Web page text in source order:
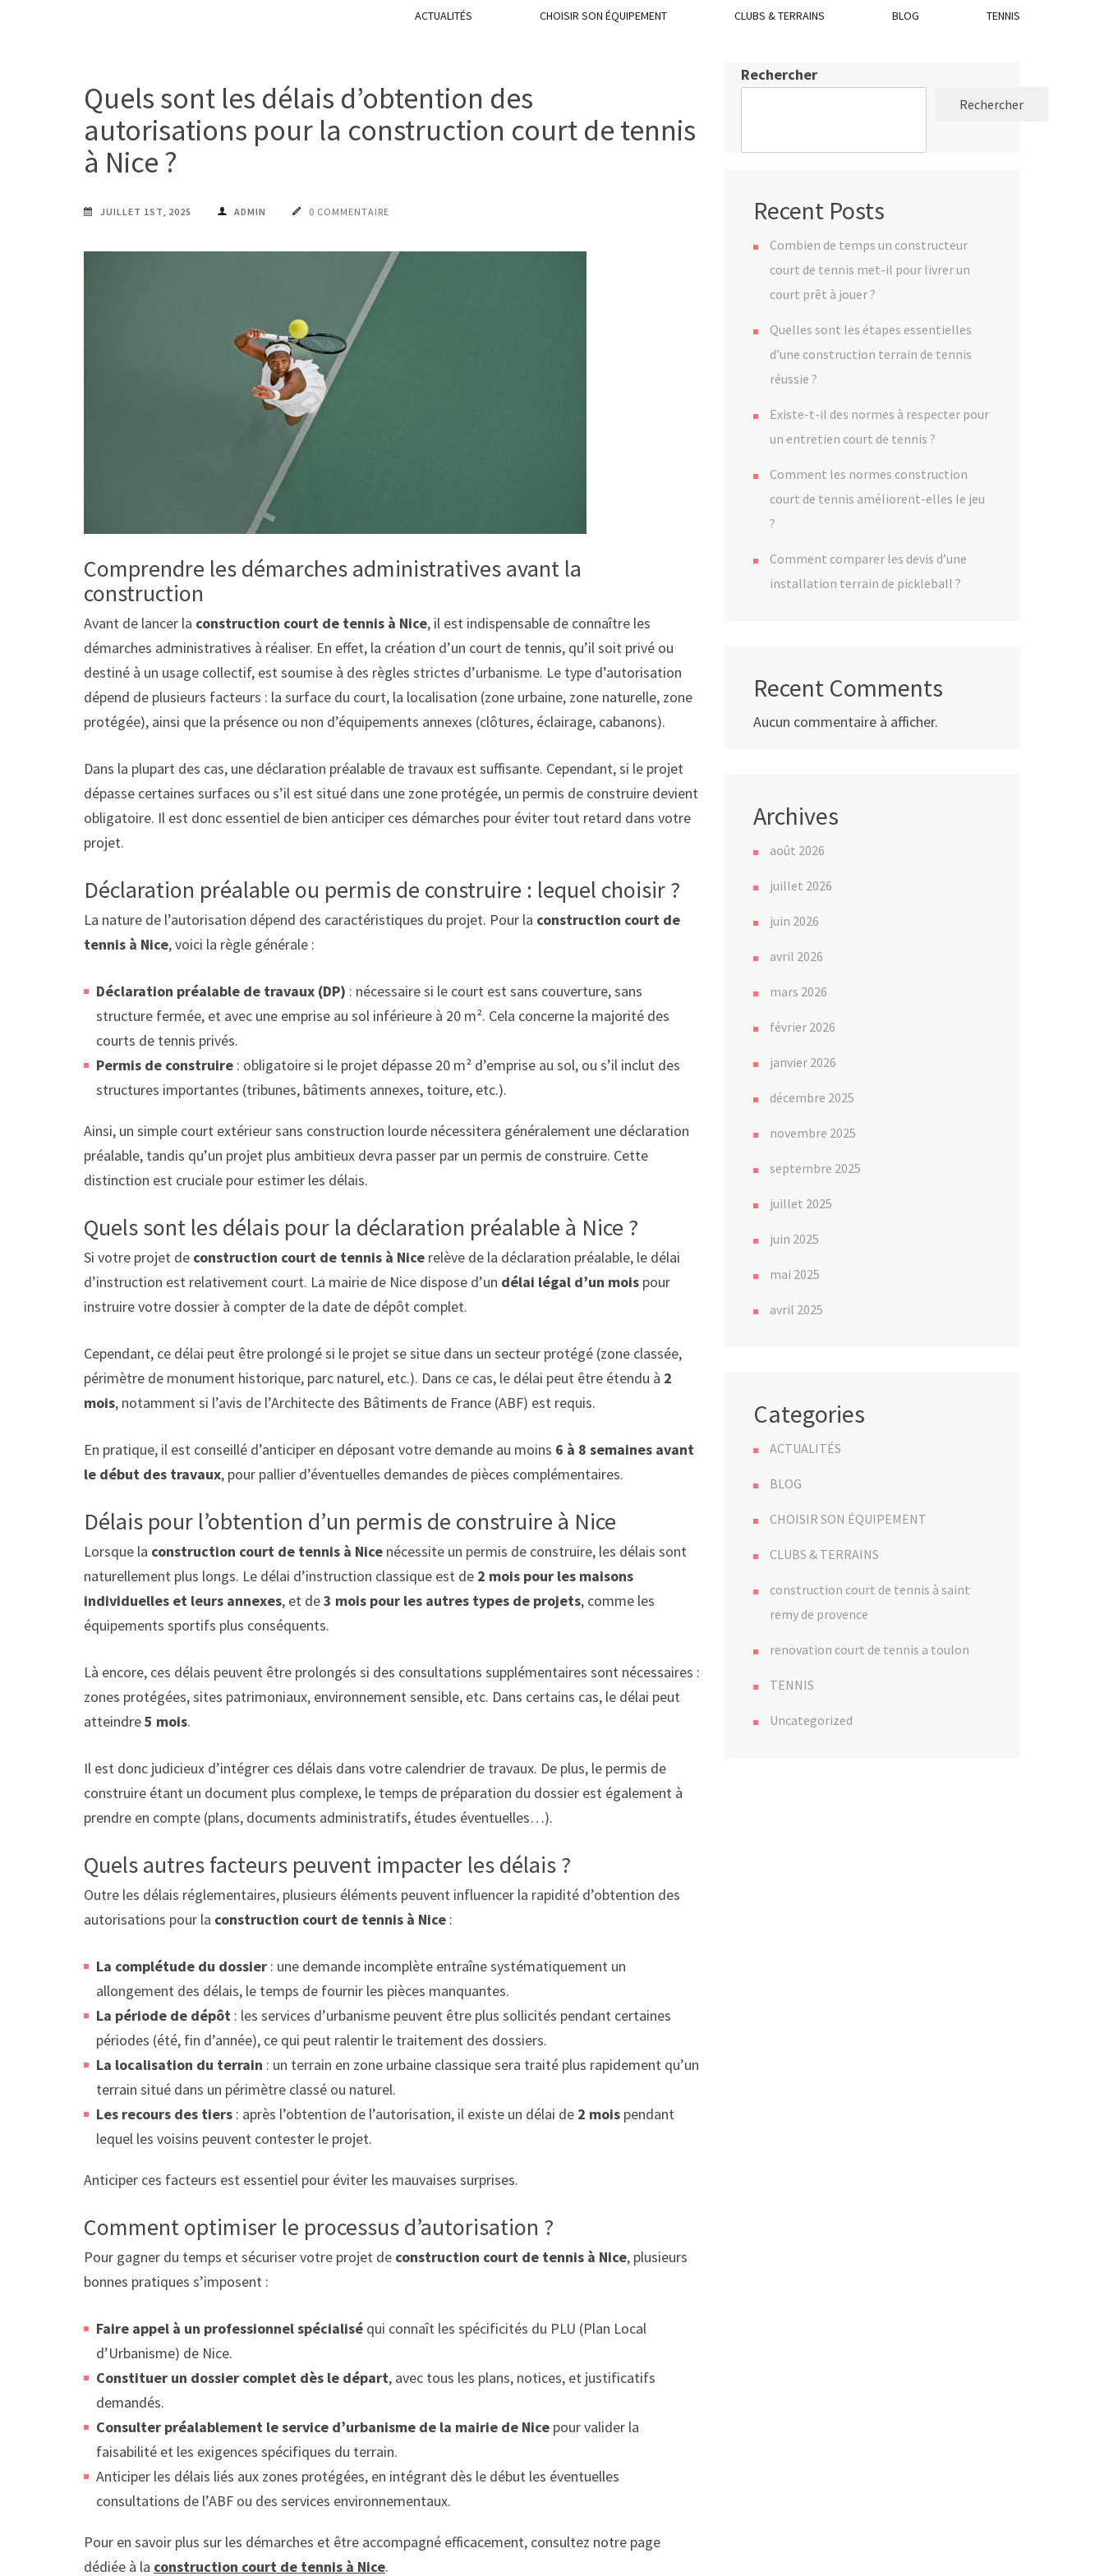
ACTUALITÉS CHOISIR SON ÉQUIPEMENT CLUBS & TERRAINS BLOG TENNIS
Quels sont les délais d’obtention des
autorisations pour la construction court de tennis
à Nice ?
JUILLET 1ST, 2025 ADMIN 0 COMMENTAIRE
Comprendre les démarches administratives avant la
construction
Avant de lancer la construction court de tennis à Nice, il est indispensable de connaître les
démarches administratives à réaliser. En effet, la création d’un court de tennis, qu’il soit privé ou
destiné à un usage collectif, est soumise à des règles strictes d’urbanisme. Le type d’autorisation
dépend de plusieurs facteurs : la surface du court, la localisation (zone urbaine, zone naturelle, zone
protégée), ainsi que la présence ou non d’équipements annexes (clôtures, éclairage, cabanons).
Dans la plupart des cas, une déclaration préalable de travaux est suffisante. Cependant, si le projet
dépasse certaines surfaces ou s’il est situé dans une zone protégée, un permis de construire devient
obligatoire. Il est donc essentiel de bien anticiper ces démarches pour éviter tout retard dans votre
projet.
Déclaration préalable ou permis de construire : lequel choisir ?
La nature de l’autorisation dépend des caractéristiques du projet. Pour la construction court de
tennis à Nice, voici la règle générale :
Déclaration préalable de travaux (DP) : nécessaire si le court est sans couverture, sans
structure fermée, et avec une emprise au sol inférieure à 20 m². Cela concerne la majorité des
courts de tennis privés.
Permis de construire : obligatoire si le projet dépasse 20 m² d’emprise au sol, ou s’il inclut des
structures importantes (tribunes, bâtiments annexes, toiture, etc.).
Ainsi, un simple court extérieur sans construction lourde nécessitera généralement une déclaration
préalable, tandis qu’un projet plus ambitieux devra passer par un permis de construire. Cette
distinction est cruciale pour estimer les délais.
Quels sont les délais pour la déclaration préalable à Nice ?
Si votre projet de construction court de tennis à Nice relève de la déclaration préalable, le délai
d’instruction est relativement court. La mairie de Nice dispose d’un délai légal d’un mois pour
instruire votre dossier à compter de la date de dépôt complet.
Cependant, ce délai peut être prolongé si le projet se situe dans un secteur protégé (zone classée,
périmètre de monument historique, parc naturel, etc.). Dans ce cas, le délai peut être étendu à 2
mois, notamment si l’avis de l’Architecte des Bâtiments de France (ABF) est requis.
En pratique, il est conseillé d’anticiper en déposant votre demande au moins 6 à 8 semaines avant
le début des travaux, pour pallier d’éventuelles demandes de pièces complémentaires.
Délais pour l’obtention d’un permis de construire à Nice
Lorsque la construction court de tennis à Nice nécessite un permis de construire, les délais sont
naturellement plus longs. Le délai d’instruction classique est de 2 mois pour les maisons
individuelles et leurs annexes, et de3 mois pour les autres types de projets, comme les
équipements sportifs plus conséquents.
Là encore, ces délais peuvent être prolongés si des consultations supplémentaires sont nécessaires :
zones protégées, sites patrimoniaux, environnement sensible, etc. Dans certains cas, le délai peut
atteindre5 mois.
Il est donc judicieux d’intégrer ces délais dans votre calendrier de travaux. De plus, le permis de
construire étant un document plus complexe, le temps de préparation du dossier est également à
prendre en compte (plans, documents administratifs, études éventuelles…).
Quels autres facteurs peuvent impacter les délais ?
Outre les délais réglementaires, plusieurs éléments peuvent influencer la rapidité d’obtention des
autorisations pour la construction court de tennis à Nice :
La complétude du dossier : une demande incomplète entraîne systématiquement un
allongement des délais, le temps de fournir les pièces manquantes.
La période de dépôt : les services d’urbanisme peuvent être plus sollicités pendant certaines
périodes (été, fin d’année), ce qui peut ralentir le traitement des dossiers.
La localisation du terrain : un terrain en zone urbaine classique sera traité plus rapidement qu’un
terrain situé dans un périmètre classé ou naturel.
Les recours des tiers : après l’obtention de l’autorisation, il existe un délai de 2 mois pendant
lequel les voisins peuvent contester le projet.
Anticiper ces facteurs est essentiel pour éviter les mauvaises surprises.
Comment optimiser le processus d’autorisation ?
Pour gagner du temps et sécuriser votre projet de construction court de tennis à Nice, plusieurs
bonnes pratiques s’imposent :
Faire appel à un professionnel spécialisé qui connaît les spécificités du PLU (Plan Local
d’Urbanisme) de Nice.
Constituer un dossier complet dès le départ, avec tous les plans, notices, et justificatifs
demandés.
Consulter préalablement le service d’urbanisme de la mairie de Nice pour valider la
faisabilité et les exigences spécifiques du terrain.
Anticiper les délais liés aux zones protégées, en intégrant dès le début les éventuelles
consultations de l’ABF ou des services environnementaux.
Pour en savoir plus sur les démarches et être accompagné efficacement, consultez notre page
dédiée à la construction court de tennis à Nice.
Rechercher
Rechercher
Recent Posts
Combien de temps un constructeur
court de tennis met-il pour livrer un
court prêt à jouer ?
Quelles sont les étapes essentielles
d’une construction terrain de tennis
réussie ?
Existe-t-il des normes à respecter pour
un entretien court de tennis ?
Comment les normes construction
court de tennis améliorent-elles le jeu
?
Comment comparer les devis d’une
installation terrain de pickleball ?
Recent Comments
Aucun commentaire à afficher.
Archives
août 2026
juillet 2026
juin 2026
avril 2026
mars 2026
février 2026
janvier 2026
décembre 2025
novembre 2025
septembre 2025
juillet 2025
juin 2025
mai 2025
avril 2025
Categories
ACTUALITÉS
BLOG
CHOISIR SON ÉQUIPEMENT
CLUBS & TERRAINS
construction court de tennis à saint
remy de provence
renovation court de tennis a toulon
TENNIS
Uncategorized